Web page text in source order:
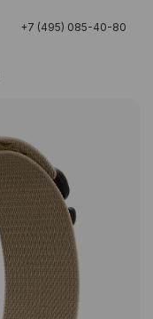
+7 (495) 085-40-80